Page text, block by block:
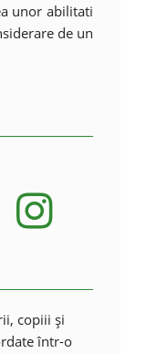
unor abilitati
de un
copiii și
într-o